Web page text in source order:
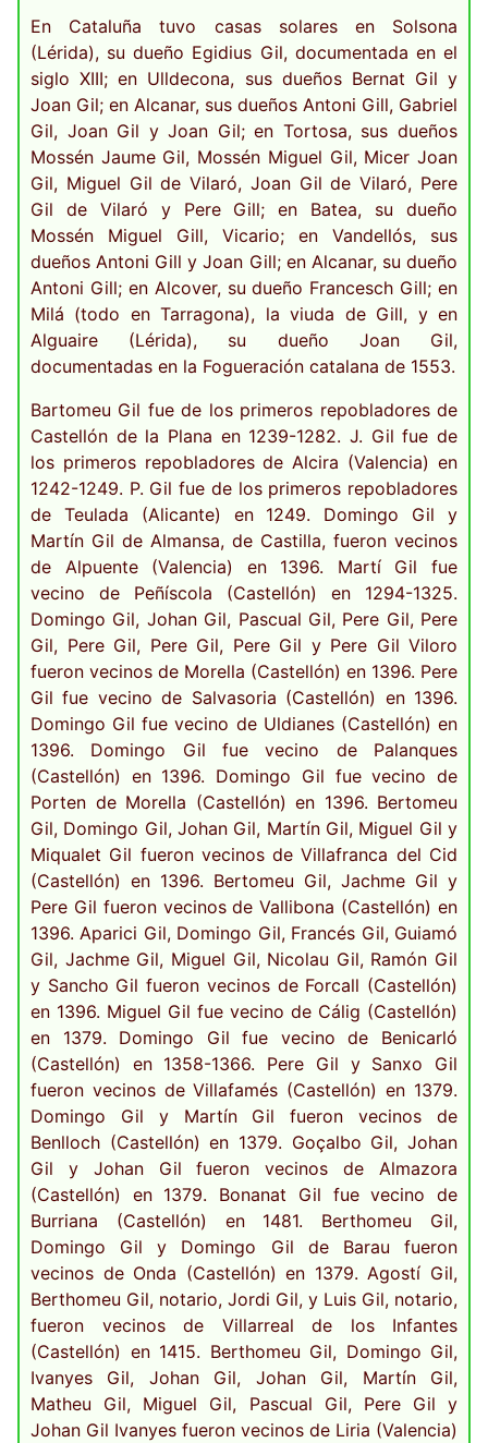
En Cataluña tuvo casas solares en Solsona
(Lérida), su dueño Egidius Gil, documentada en el
siglo XIII; en Ulldecona, sus dueños Bernat Gil y
Joan Gil; en Alcanar, sus dueños Antoni Gill, Gabriel
Gil, Joan Gil y Joan Gil; en Tortosa, sus dueños
Mossén Jaume Gil, Mossén Miguel Gil, Micer Joan
Gil, Miguel Gil de Vilaró, Joan Gil de Vilaró, Pere
Gil de Vilaró y Pere Gill; en Batea, su dueño
Mossén Miguel Gill, Vicario; en Vandellós, sus
dueños Antoni Gill y Joan Gill; en Alcanar, su dueño
Antoni Gill; en Alcover, su dueño Francesch Gill; en
Milá (todo en Tarragona), la viuda de Gill, y en
Alguaire (Lérida), su dueño Joan Gil,
documentadas en la Fogueración catalana de 1553.
Bartomeu Gil fue de los primeros repobladores de
Castellón de la Plana en 1239-1282. J. Gil fue de
los primeros repobladores de Alcira (Valencia) en
1242-1249. P. Gil fue de los primeros repobladores
de Teulada (Alicante) en 1249. Domingo Gil y
Martín Gil de Almansa, de Castilla, fueron vecinos
de Alpuente (Valencia) en 1396. Martí Gil fue
vecino de Peñíscola (Castellón) en 1294-1325.
Domingo Gil, Johan Gil, Pascual Gil, Pere Gil, Pere
Gil, Pere Gil, Pere Gil, Pere Gil y Pere Gil Viloro
fueron vecinos de Morella (Castellón) en 1396. Pere
Gil fue vecino de Salvasoria (Castellón) en 1396.
Domingo Gil fue vecino de Uldianes (Castellón) en
1396. Domingo Gil fue vecino de Palanques
(Castellón) en 1396. Domingo Gil fue vecino de
Porten de Morella (Castellón) en 1396. Bertomeu
Gil, Domingo Gil, Johan Gil, Martín Gil, Miguel Gil y
Miqualet Gil fueron vecinos de Villafranca del Cid
(Castellón) en 1396. Bertomeu Gil, Jachme Gil y
Pere Gil fueron vecinos de Vallibona (Castellón) en
1396. Aparici Gil, Domingo Gil, Francés Gil, Guiamó
Gil, Jachme Gil, Miguel Gil, Nicolau Gil, Ramón Gil
y Sancho Gil fueron vecinos de Forcall (Castellón)
en 1396. Miguel Gil fue vecino de Cálig (Castellón)
en 1379. Domingo Gil fue vecino de Benicarló
(Castellón) en 1358-1366. Pere Gil y Sanxo Gil
fueron vecinos de Villafamés (Castellón) en 1379.
Domingo Gil y Martín Gil fueron vecinos de
Benlloch (Castellón) en 1379. Goçalbo Gil, Johan
Gil y Johan Gil fueron vecinos de Almazora
(Castellón) en 1379. Bonanat Gil fue vecino de
Burriana (Castellón) en 1481. Berthomeu Gil,
Domingo Gil y Domingo Gil de Barau fueron
vecinos de Onda (Castellón) en 1379. Agostí Gil,
Berthomeu Gil, notario, Jordi Gil, y Luis Gil, notario,
fueron vecinos de Villarreal de los Infantes
(Castellón) en 1415. Berthomeu Gil, Domingo Gil,
Ivanyes Gil, Johan Gil, Johan Gil, Martín Gil,
Matheu Gil, Miguel Gil, Pascual Gil, Pere Gil y
Johan Gil Ivanyes fueron vecinos de Liria (Valencia)